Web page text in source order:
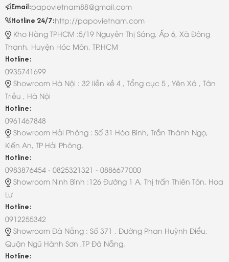
Email:papovietnam88@gmail.com
Hotline 24/7:http://papovietnam.com
Kho Hàng TPHCM :5/19 Nguyễn Thị Sáng, Ấp 6, Xã Đông
Thạnh, Huyện Hóc Môn, TP.HCM
Hotline:
0935741699
Showroom Hà Nội : 32 liền kề 4 , Tổng cục 5 , Yên Xá , Tân
Triều , Hà Nội
Hotline:
0961467848
Showroom Hải Phòng : Số 31 Hòa Bình, Trần Thành Ngọ,
Kiến An, TP Hải Phòng.
Hotline:
0983876454 - 0825321321 - 0886677000
Showroom Ninh Bình :126 Đường 1 A, Thị trấn Thiên Tôn, Hoa
Lư
Hotline:
0912255342
Showroom Đà Nẵng : Số 371 , Đường Phan Huỳnh Điểu,
Quận Ngũ Hành Sơn ,TP Đà Nẵng.
Hotline: